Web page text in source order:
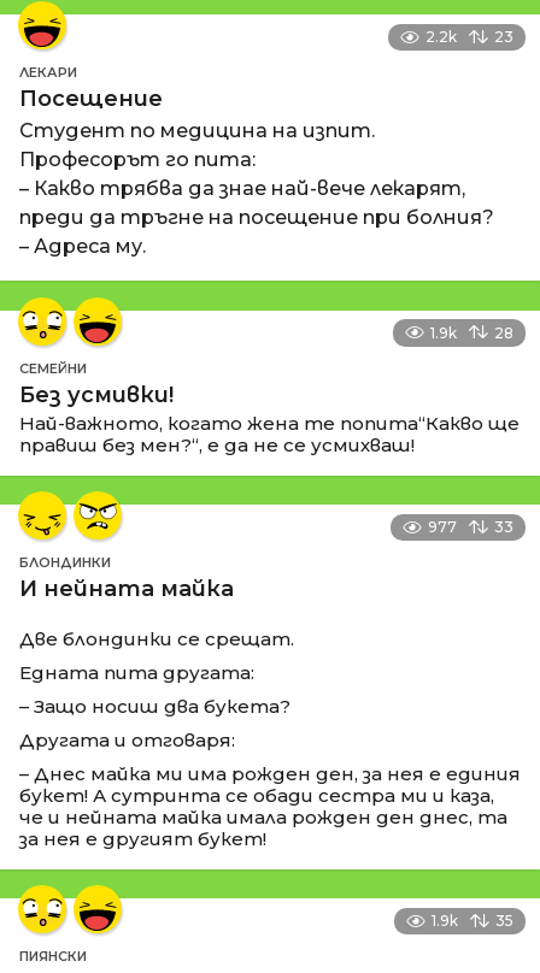
2.2k 23
ЛЕКАРИ
Посещение
Студент по медицина на изпит.
Професорът го пита:
– Какво трябва да знае най-вече лекарят,
преди да тръгне на посещение при болния?
– Адреса му.
1.9k 28
СЕМЕЙНИ
Без усмивки!
Най-важното, когато жена те попита“Какво ще
правиш без мен?“, е да не се усмихваш!
977 33
БЛОНДИНКИ
И нейната майка
Две блондинки се срещат.
Едната пита другата:
– Защо носиш два букета?
Другата и отговаря:
– Днес майка ми има рожден ден, за нея е единия
букет! А сутринта се обади сестра ми и каза,
че и нейната майка имала рожден ден днес, та
за нея е другият букет!
1.9k 35
ПИЯНСКИ